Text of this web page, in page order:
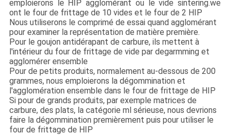
emploierons le HIP agglomérant ou le vide sintering.we
ont le four de frittage de 10 vides et le four de 2 HIP
Nous utiliserons le comprimé de essai quand agglomérant
pour examiner la représentation de matière première.
Pour le goujon antidérapant de carbure, ils mettent à
l'intérieur du four de frittage de vide par degarmming et
agglomérer ensemble
Pour de petits produits, normalement au-dessous de 200
grammes, nous emploierons la dégommination et
l'agglomération ensemble dans le four de frittage de HIP
Si pour de grands produits, par exemple matrices de
carbure, des plats, la catégorie ml sérieuse, nous devrions
faire la dégommination premièrement puis pour utiliser le
four de frittage de HIP